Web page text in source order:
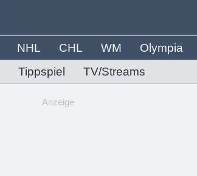
NHL CHL WM
Olympia
Tippspiel TV/Streams
Anzeige